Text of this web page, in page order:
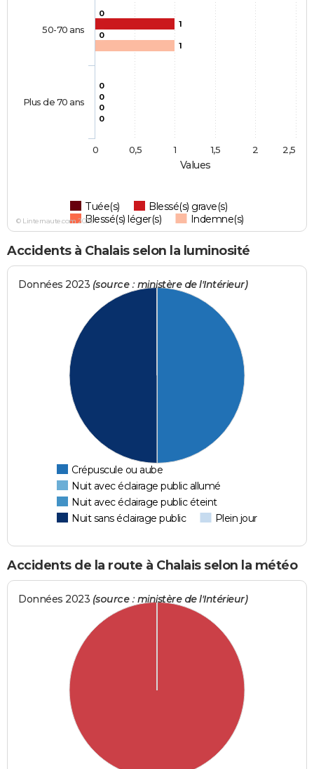
Values
0
0
1
0
0
0
1
0
Tuée(s)
Blessé(s) grave(s)
Blessé(s) léger(s)
Indemne(s)
50-70 ans
Plus de 70 ans
0 0,5 1 1,5 2 2,5
© Linternaute.com 2026
Accidents à Chalais selon la luminosité
Données 2023 (source : ministère de l'Intérieur)
Crépuscule ou aube
Nuit avec éclairage public allumé
Nuit avec éclairage public éteint
Nuit sans éclairage public
Plein jour
Accidents de la route à Chalais selon la météo
Données 2023 (source : ministère de l'Intérieur)